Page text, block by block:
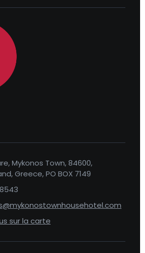
Mykonos Town, 84600,
Greece, PO BOX 7149
sur la carte